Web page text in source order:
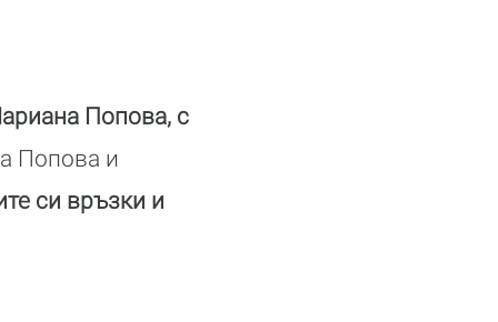
Попова, с
Попова и
си връзки и